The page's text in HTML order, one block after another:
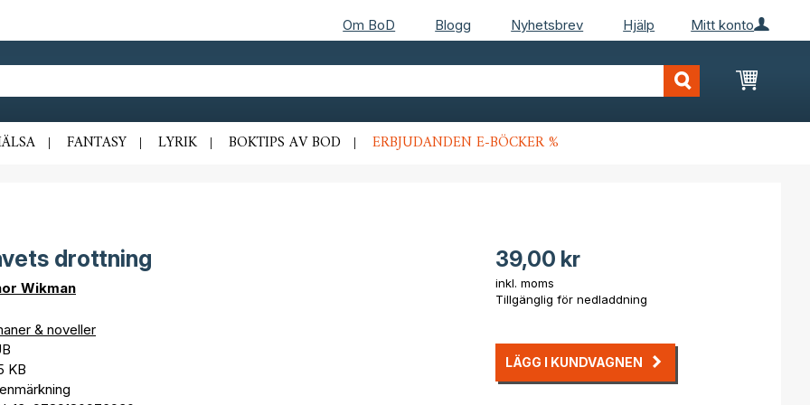
Mitt konto
Om BoD Blogg Nyhetsbrev Hjälp
Min
FANTASY LYRIK BOKTIPS AV BOD ERBJUDANDEN E-BÖCKER %
drottning
Wikman
& noveller
KB
39,00 kr
inkl. moms
Tillgänglig för nedladdning
LÄGG I KUNDVAGNEN